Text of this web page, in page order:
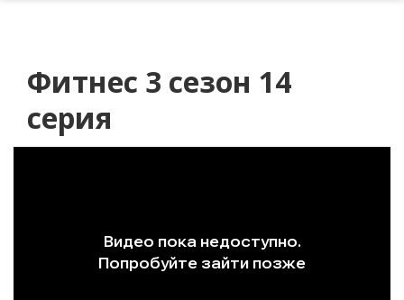
Фитнес 3 сезон 14
серия